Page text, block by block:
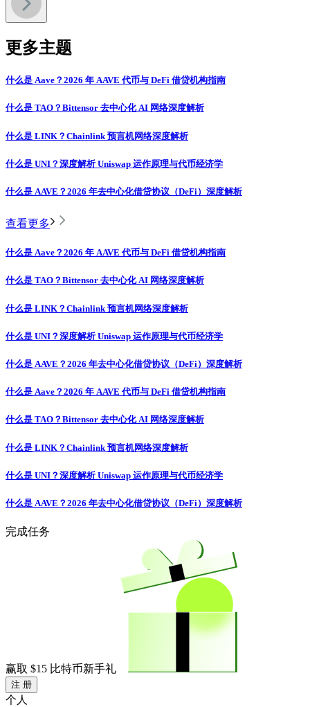
更多主题
什么是 Aave？2026 年 AAVE 代币与 DeFi 借贷机构指南
什么是 TAO？Bittensor 去中心化 AI 网络深度解析
什么是 LINK？Chainlink 预言机网络深度解析
什么是 UNI？深度解析 Uniswap 运作原理与代币经济学
什么是 AAVE？2026 年去中心化借贷协议（DeFi）深度解析
查看更多
什么是 Aave？2026 年 AAVE 代币与 DeFi 借贷机构指南
什么是 TAO？Bittensor 去中心化 AI 网络深度解析
什么是 LINK？Chainlink 预言机网络深度解析
什么是 UNI？深度解析 Uniswap 运作原理与代币经济学
什么是 AAVE？2026 年去中心化借贷协议（DeFi）深度解析
什么是 Aave？2026 年 AAVE 代币与 DeFi 借贷机构指南
什么是 TAO？Bittensor 去中心化 AI 网络深度解析
什么是 LINK？Chainlink 预言机网络深度解析
什么是 UNI？深度解析 Uniswap 运作原理与代币经济学
什么是 AAVE？2026 年去中心化借贷协议（DeFi）深度解析
完成任务
赢取 $15 比特币新手礼
注 册
个人